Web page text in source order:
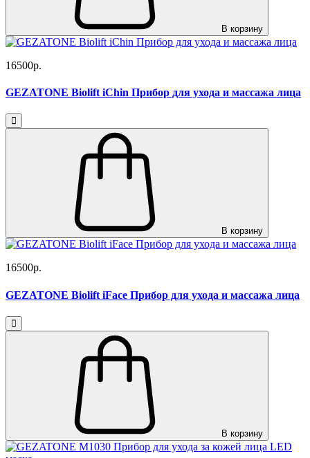
В корзину
16500р.
GEZATONE Biolift iChin Прибор для ухода и массажа лица
В корзину
16500р.
GEZATONE Biolift iFace Прибор для ухода и массажа лица
В корзину